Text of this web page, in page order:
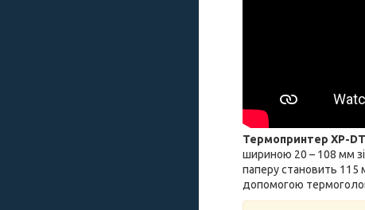
Термопринтер XP-
шириною 20 – 108 мм
паперу становить 115
допомогою